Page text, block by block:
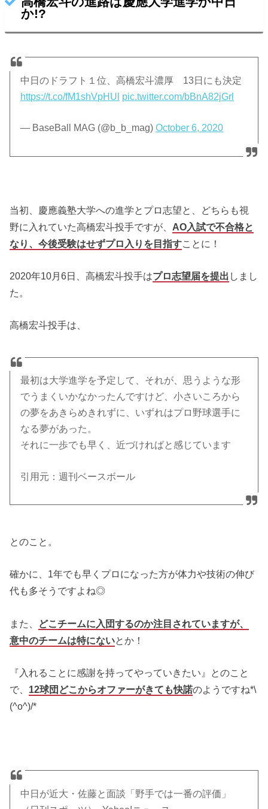
か!?
中日のドラフト１位、高橋宏斗濃厚 13日にも決定
https://t.co/fM1shVpHUl pic.twitter.com/bBnA82jGrl
— BaseBall MAG (@b_b_mag)October 6, 2020
当初、慶應義塾大学への進学とプロ志望と、どちらも視
野に入れていた高橋宏斗投手ですが、 AO入試で不合格と
なり、今後受験はせずプロ入りを目指すことに！
2020年10月6日、高橋宏斗投手はプロ志望届を提出 しまし
た。
高橋宏斗投手は、
最初は大学進学を予定して、それが、思うような形
でうまくいかなかったんですけど、小さいころから
の夢をあきらめきれずに、いずれはプロ野球選手に
なる夢があった。
それに一歩でも早く、近づければと感じています
引用元：週刊ベースボール
とのこと。
確かに、1年でも早くプロになった方が体力や技術の伸び
代も多そうですよね◎
また、 どこチームに入団するのか注目されていますが、
意中のチームは特にないとか！
『入れることに感謝を持ってやっていきたい』とのこと
で、 12球団どこからオファーがきても快諾のようですね*\
(^o^)/*
中日が近大・佐藤と面談「野手では一番の評価」